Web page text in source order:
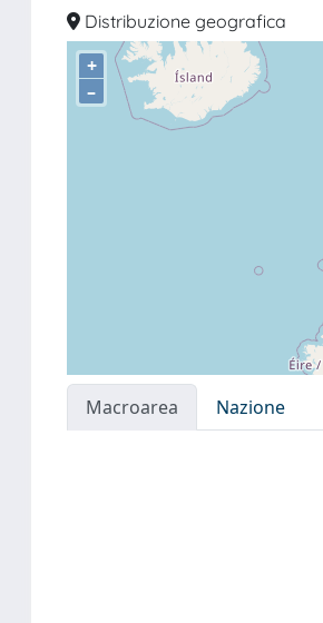
Distribuzione geografica
+
–
Macroarea Nazione